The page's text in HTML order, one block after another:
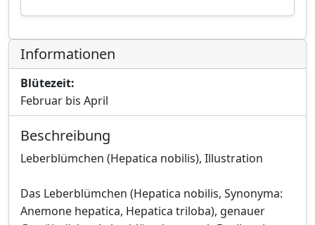
Informationen
Blütezeit:
Februar bis April
Beschreibung
Leberblümchen (Hepatica nobilis), Illustration
Das Leberblümchen (Hepatica nobilis, Synonyma:
Anemone hepatica, Hepatica triloba), genauer